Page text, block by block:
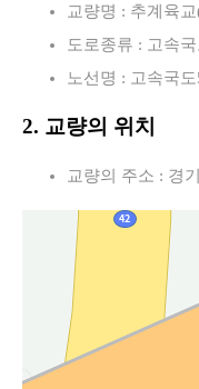
교량명 : 추계육
도로종류 : 고속국
노선명 : 고속국도
2. 교량의 위치
교량의 주소 : 경